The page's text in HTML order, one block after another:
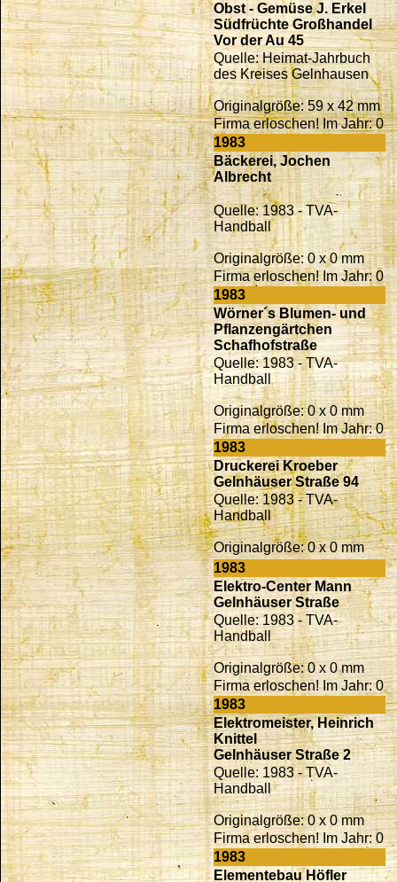
Obst - Gemüse J. Erkel
Südfrüchte Großhandel
Vor der Au 45
Quelle: Heimat-Jahrbuch
des Kreises Gelnhausen
Originalgröße: 59 x 42 mm
Firma erloschen! Im Jahr: 0
1983
Bäckerei, Jochen
Albrecht
Quelle: 1983 - TVA-
Handball
Originalgröße: 0 x 0 mm
Firma erloschen! Im Jahr: 0
1983
Wörner´s Blumen- und
Pflanzengärtchen
Schafhofstraße
Quelle: 1983 - TVA-
Handball
Originalgröße: 0 x 0 mm
Firma erloschen! Im Jahr: 0
1983
Druckerei Kroeber
Gelnhäuser Straße 94
Quelle: 1983 - TVA-
Handball
Originalgröße: 0 x 0 mm
1983
Elektro-Center Mann
Gelnhäuser Straße
Quelle: 1983 - TVA-
Handball
Originalgröße: 0 x 0 mm
Firma erloschen! Im Jahr: 0
1983
Elektromeister, Heinrich
Knittel
Gelnhäuser Straße 2
Quelle: 1983 - TVA-
Handball
Originalgröße: 0 x 0 mm
Firma erloschen! Im Jahr: 0
1983
Elementebau Höfler